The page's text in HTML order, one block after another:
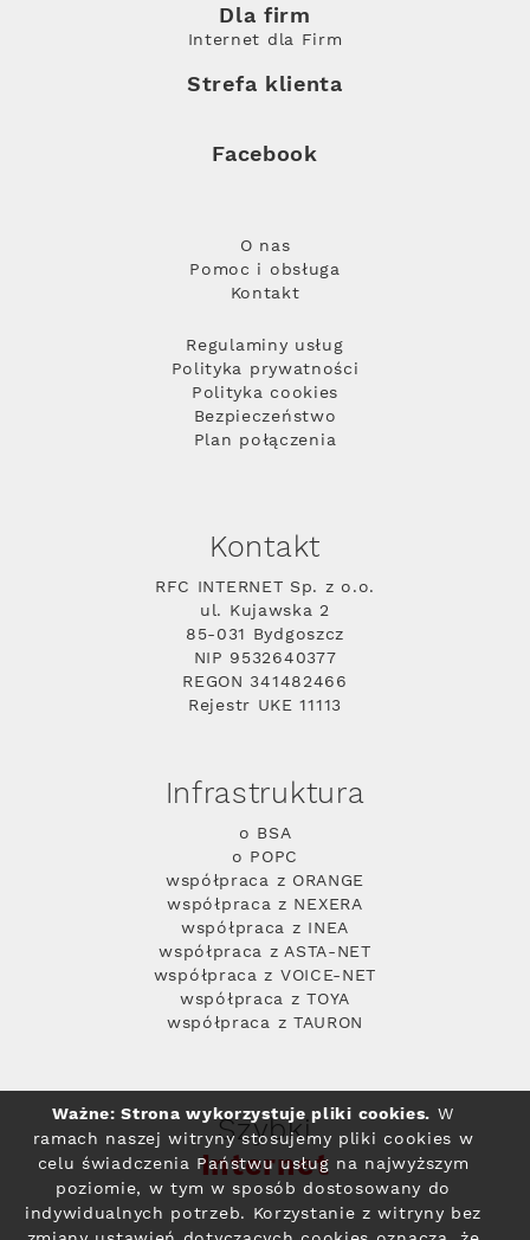
Dla firm
Internet dla Firm
Strefa klienta
Facebook
O nas
Pomoc i obsługa
Kontakt
Regulaminy usług
Polityka prywatności
Polityka cookies
Bezpieczeństwo
Plan połączenia
Kontakt
RFC INTERNET Sp. z o.o.
ul. Kujawska 2
85-031 Bydgoszcz
NIP 9532640377
REGON 341482466
Rejestr UKE 11113
Infrastruktura
o BSA
o POPC
współpraca z ORANGE
współpraca z NEXERA
współpraca z INEA
współpraca z ASTA-NET
współpraca z VOICE-NET
współpraca z TOYA
współpraca z TAURON
Szybki
Internet
Ważne: Strona wykorzystuje pliki cookies. W
ramach naszej witryny stosujemy pliki cookies w
celu świadczenia Państwu usług na najwyższym
poziomie, w tym w sposób dostosowany do
indywidualnych potrzeb. Korzystanie z witryny bez